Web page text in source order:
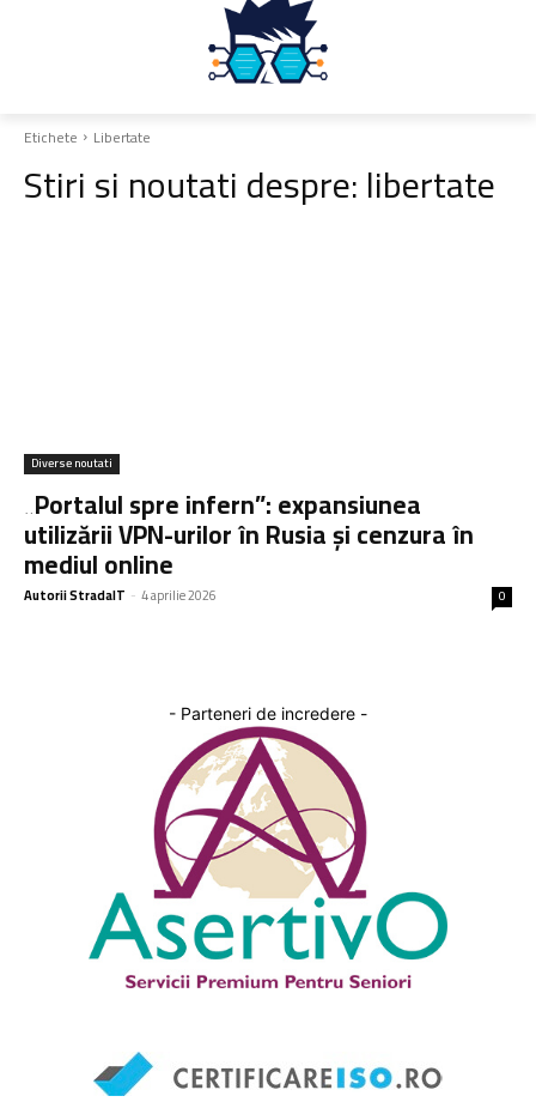
Etichete Libertate
Stiri si noutati despre:libertate
Diverse noutati
„Portalul spre infern”: expansiunea
utilizării VPN-urilor în Rusia și cenzura în
mediul online
Autorii StradaIT - 4 aprilie 2026 0
- Parteneri de incredere -